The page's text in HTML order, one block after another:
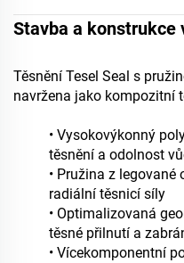
Stavba a konstrukce
Těsnění Tesel Seal s
navržena jako kompozitní
• Vysokovýkonný
těsnění a odolnost
• Pružina z
radiální těsnicí síly
• Optimalizovaná
těsné přilnutí a
• Vícekomponentní